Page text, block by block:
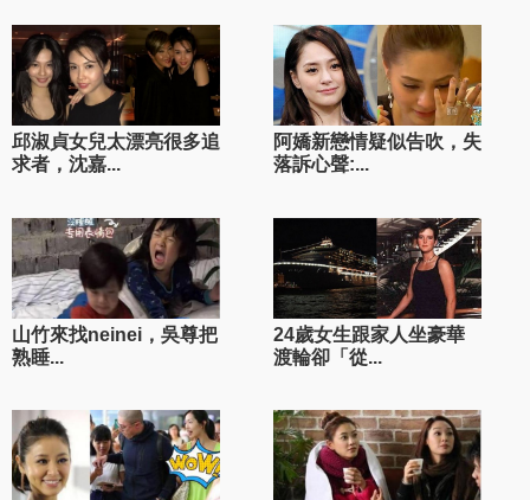
邱淑貞女兒太漂亮很多追
求者，沈嘉...
阿嬌新戀情疑似告吹，失
落訴心聲:...
山竹來找neinei，吳尊把
熟睡...
24歲女生跟家人坐豪華
渡輪卻「從...